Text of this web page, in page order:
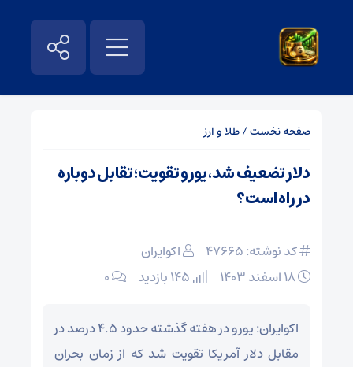
صفحه نخست/طلا و ارز
دلار تضعیف شد، یورو تقویت؛ تقابل دوباره
در راه است؟
کد نوشته: 47665
اکوایران
۰
اکوایران: یورو در هفته گذشته حدود ۴.۵ درصد در
مقابل دلار آمریکا تقویت شد که از زمان بحران